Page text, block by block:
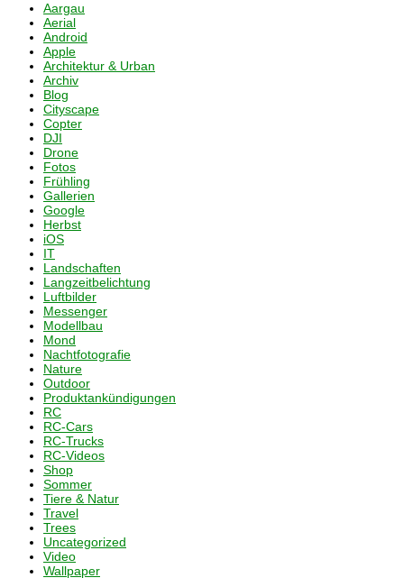
Aargau
Aerial
Android
Apple
Architektur & Urban
Archiv
Blog
Cityscape
Copter
DJI
Drone
Fotos
Frühling
Gallerien
Google
Herbst
iOS
IT
Landschaften
Langzeitbelichtung
Luftbilder
Messenger
Modellbau
Mond
Nachtfotografie
Nature
Outdoor
Produktankündigungen
RC
RC-Cars
RC-Trucks
RC-Videos
Shop
Sommer
Tiere & Natur
Travel
Trees
Uncategorized
Video
Wallpaper